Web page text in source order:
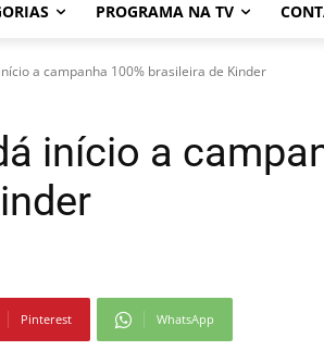
PROGRAMA NA TV
a campanha 100% brasileira de Kinder
início a
Pinterest WhatsApp